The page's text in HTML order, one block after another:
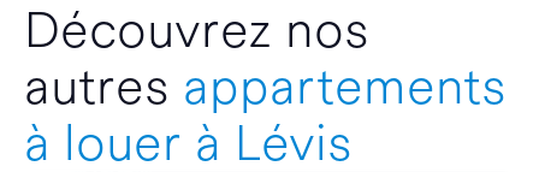
Découvrez nos
autres appartements
à louer à Lévis